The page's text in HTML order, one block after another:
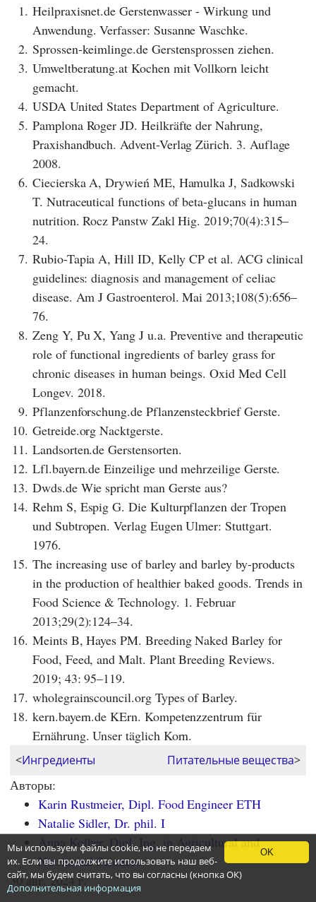
1. Heilpraxisnet.de Gerstenwasser - Wirkung und
Anwendung. Verfasser: Susanne Waschke.
2. Sprossen-keimlinge.de Gerstensprossen ziehen.
3. Umweltberatung.at Kochen mit Vollkorn leicht
gemacht.
4. USDA United States Department of Agriculture.
5. Pamplona Roger JD. Heilkräfte der Nahrung,
Praxishandbuch. Advent-Verlag Zürich. 3. Auflage
2008.
6. Ciecierska A, Drywień ME, Hamulka J, Sadkowski
T. Nutraceutical functions of beta-glucans in human
nutrition. Rocz Panstw Zakl Hig. 2019;70(4):315–
24.
7. Rubio-Tapia A, Hill ID, Kelly CP et al. ACG clinical
guidelines: diagnosis and management of celiac
disease. Am J Gastroenterol. Mai 2013;108(5):656–
76.
8. Zeng Y, Pu X, Yang J u.a. Preventive and therapeutic
role of functional ingredients of barley grass for
chronic diseases in human beings. Oxid Med Cell
Longev. 2018.
9. Pflanzenforschung.de Pflanzensteckbrief Gerste.
10. Getreide.org Nacktgerste.
11. Landsorten.de Gerstensorten.
12. Lfl.bayern.de Einzeilige und mehrzeilige Gerste.
13. Dwds.de Wie spricht man Gerste aus?
14. Rehm S, Espig G. Die Kulturpflanzen der Tropen
und Subtropen. Verlag Eugen Ulmer: Stuttgart.
1976.
15. The increasing use of barley and barley by-products
in the production of healthier baked goods. Trends in
Food Science & Technology. 1. Februar
2013;29(2):124–34.
16. Meints B, Hayes PM. Breeding Naked Barley for
Food, Feed, and Malt. Plant Breeding Reviews.
2019; 43: 95–119.
17. wholegrainscouncil.org Types of Barley.
18. kern.bayern.de KErn. Kompetenzzentrum für
Ernährung. Unser täglich Korn.
<Ингредиенты Питательные вещества>
Авторы:
Karin Rustmeier, Dipl. Food Engineer ETH
Natalie Sidler, Dr. phil. I
Anna Kolber, Dipl. Ing. in Agricultural and
Nutritional Sciences
30 авг. 2024 г.
OK
Мы используем файлы cookie, но не передаем
их. Если вы продолжите использовать наш веб-
сайт, мы будем считать, что вы согласны (кнопка ОК)
Дополнительная информация